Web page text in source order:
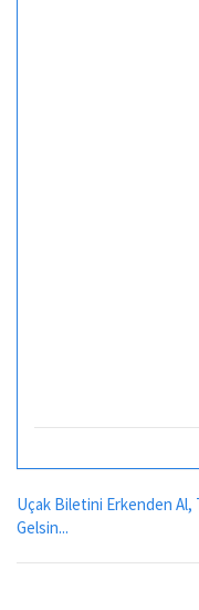
Uçak Biletini Erkenden Al,
Gelsin...